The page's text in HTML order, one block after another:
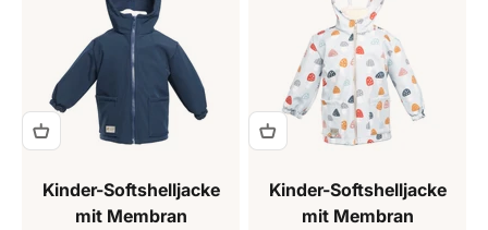
Kinder-Softshelljacke
mit Membran
Kinder-Softshelljacke
mit Membran